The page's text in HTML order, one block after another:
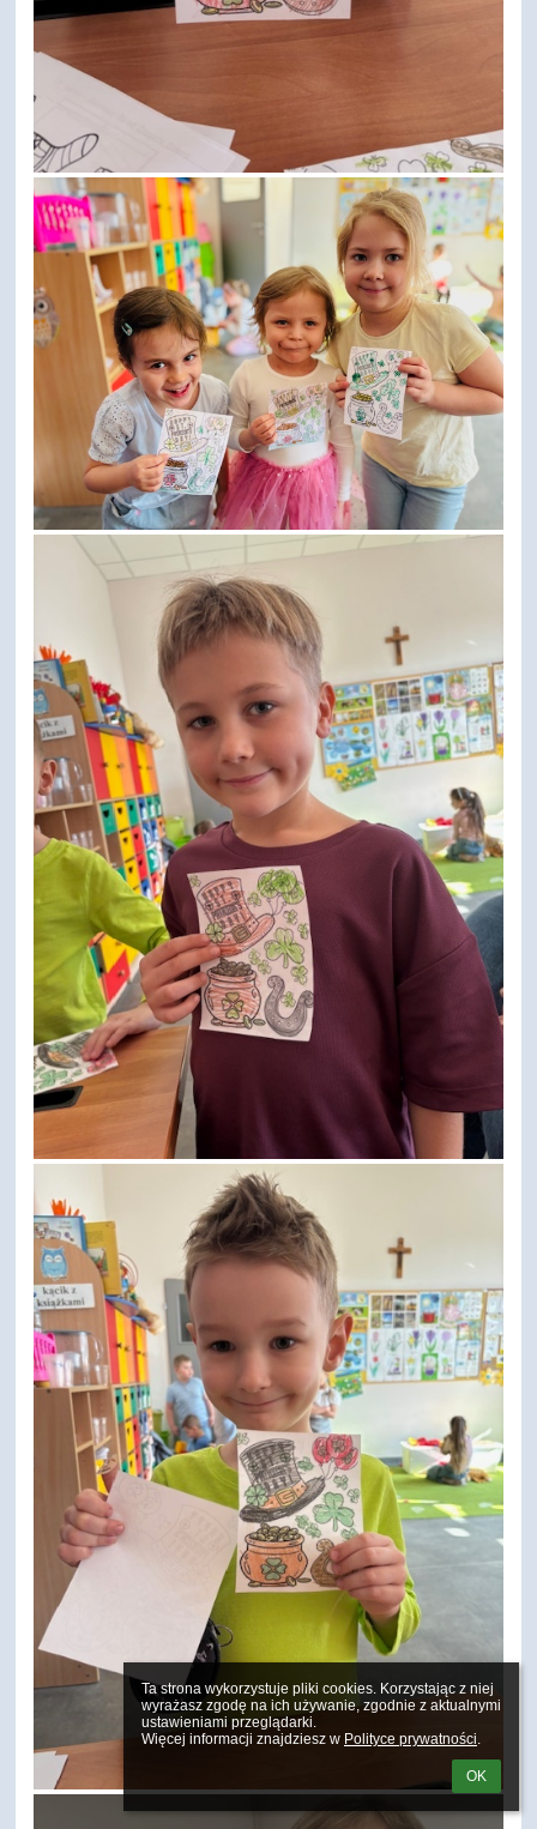
Ta strona wykorzystuje pliki cookies. Korzystając z niej
wyrażasz zgodę na ich używanie, zgodnie z aktualnymi
ustawieniami przeglądarki.
Więcej informacji znajdziesz w Polityce prywatności.
OK